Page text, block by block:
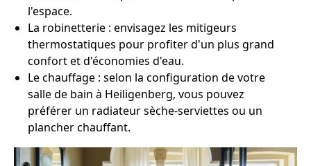
l'espace.
La robinetterie : envisagez les mitigeurs
thermostatiques pour profiter d'un plus grand
confort et d'économies d'eau.
Le chauffage : selon la configuration de votre
salle de bain à Heiligenberg, vous pouvez
préférer un radiateur sèche-serviettes ou un
plancher chauffant.